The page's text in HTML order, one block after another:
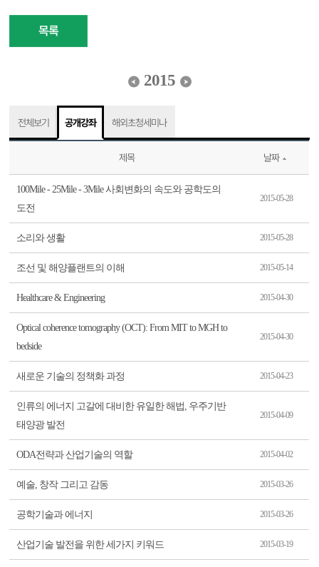
목록
2015
전체보기 공개강좌 해외초청세미나
제목 날짜
100Mile - 25Mile - 3Mile 사회변화의 속도와 공학도의
도전
2015-05-28
소리와 생활 2015-05-28
조선 및 해양플랜트의 이해 2015-05-14
Healthcare & Engineering 2015-04-30
Optical coherence tomography (OCT): From MIT to MGH to
bedside
2015-04-30
새로운 기술의 정책화 과정 2015-04-23
인류의 에너지 고갈에 대비한 유일한 해법, 우주기반
태양광 발전
2015-04-09
ODA전략과 산업기술의 역할 2015-04-02
예술, 창작 그리고 감동 2015-03-26
공학기술과 에너지 2015-03-26
산업기술 발전을 위한 세가지 키워드 2015-03-19